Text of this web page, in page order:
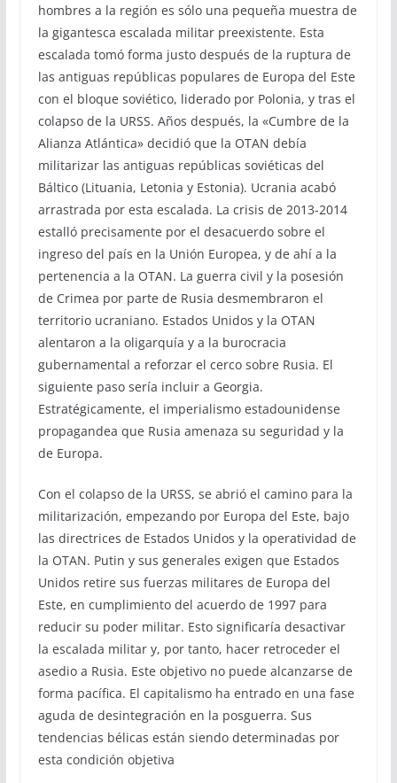
hombres a la región es sólo una pequeña muestra de
la gigantesca escalada militar preexistente. Esta
escalada tomó forma justo después de la ruptura de
las antiguas repúblicas populares de Europa del Este
con el bloque soviético, liderado por Polonia, y tras el
colapso de la URSS. Años después, la «Cumbre de la
Alianza Atlántica» decidió que la OTAN debía
militarizar las antiguas repúblicas soviéticas del
Báltico (Lituania, Letonia y Estonia). Ucrania acabó
arrastrada por esta escalada. La crisis de 2013-2014
estalló precisamente por el desacuerdo sobre el
ingreso del país en la Unión Europea, y de ahí a la
pertenencia a la OTAN. La guerra civil y la posesión
de Crimea por parte de Rusia desmembraron el
territorio ucraniano. Estados Unidos y la OTAN
alentaron a la oligarquía y a la burocracia
gubernamental a reforzar el cerco sobre Rusia. El
siguiente paso sería incluir a Georgia.
Estratégicamente, el imperialismo estadounidense
propagandea que Rusia amenaza su seguridad y la
de Europa.
Con el colapso de la URSS, se abrió el camino para la
militarización, empezando por Europa del Este, bajo
las directrices de Estados Unidos y la operatividad de
la OTAN. Putin y sus generales exigen que Estados
Unidos retire sus fuerzas militares de Europa del
Este, en cumplimiento del acuerdo de 1997 para
reducir su poder militar. Esto significaría desactivar
la escalada militar y, por tanto, hacer retroceder el
asedio a Rusia. Este objetivo no puede alcanzarse de
forma pacífica. El capitalismo ha entrado en una fase
aguda de desintegración en la posguerra. Sus
tendencias bélicas están siendo determinadas por
esta condición objetiva